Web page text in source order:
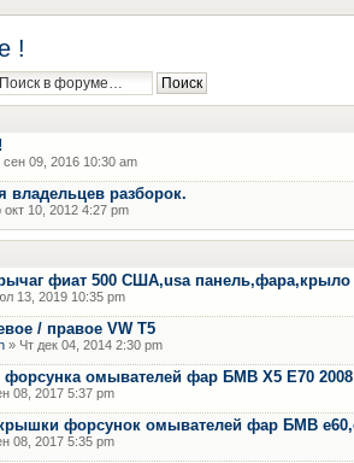
!
сен 09, 2016 10:30 am
владельцев разборок.
окт 10, 2012 4:27 pm
фиат 500 США,usa панель,фара,крыло
13, 2019 10:35 pm
/ правое VW T5
» Чт дек 04, 2014 2:30 pm
омывателей фар БМВ Х5 Е70 2008
08, 2017 5:37 pm
форсунок омывателей фар БМВ
08, 2017 5:35 pm